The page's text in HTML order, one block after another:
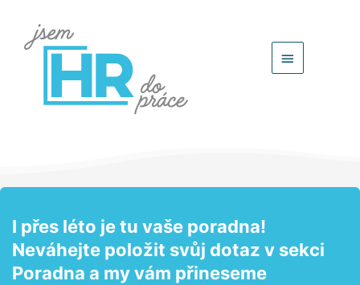
Hlavní
I přes léto je tu vaše poradna!
Neváhejte položit svůj dotaz v sekci
Poradna a my vám přineseme